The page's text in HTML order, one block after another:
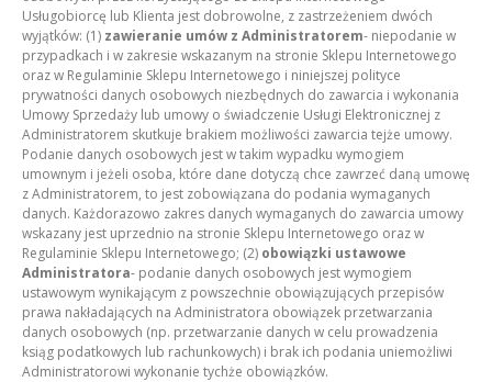
Usługobiorcę lub Klienta jest dobrowolne, z zastrzeżeniem dwóch
wyjątków: (1) zawieranie umów z Administratorem- niepodanie w
przypadkach i w zakresie wskazanym na stronie Sklepu Internetowego
oraz w Regulaminie Sklepu Internetowego i niniejszej polityce
prywatności danych osobowych niezbędnych do zawarcia i wykonania
Umowy Sprzedaży lub umowy o świadczenie Usługi Elektronicznej z
Administratorem skutkuje brakiem możliwości zawarcia tejże umowy.
Podanie danych osobowych jest w takim wypadku wymogiem
umownym i jeżeli osoba, które dane dotyczą chce zawrzeć daną umowę
z Administratorem, to jest zobowiązana do podania wymaganych
danych. Każdorazowo zakres danych wymaganych do zawarcia umowy
wskazany jest uprzednio na stronie Sklepu Internetowego oraz w
Regulaminie Sklepu Internetowego; (2) obowiązki ustawowe
Administratora- podanie danych osobowych jest wymogiem
ustawowym wynikającym z powszechnie obowiązujących przepisów
prawa nakładających na Administratora obowiązek przetwarzania
danych osobowych (np. przetwarzanie danych w celu prowadzenia
ksiąg podatkowych lub rachunkowych) i brak ich podania uniemożliwi
Administratorowi wykonanie tychże obowiązków.